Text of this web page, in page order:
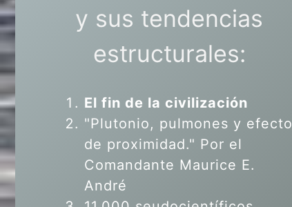
y sus tendencias
estructurales:
El fin de la civilización
"Plutonio, pulmones y efecto
de proximidad." Por el
Comandante Maurice E.
André